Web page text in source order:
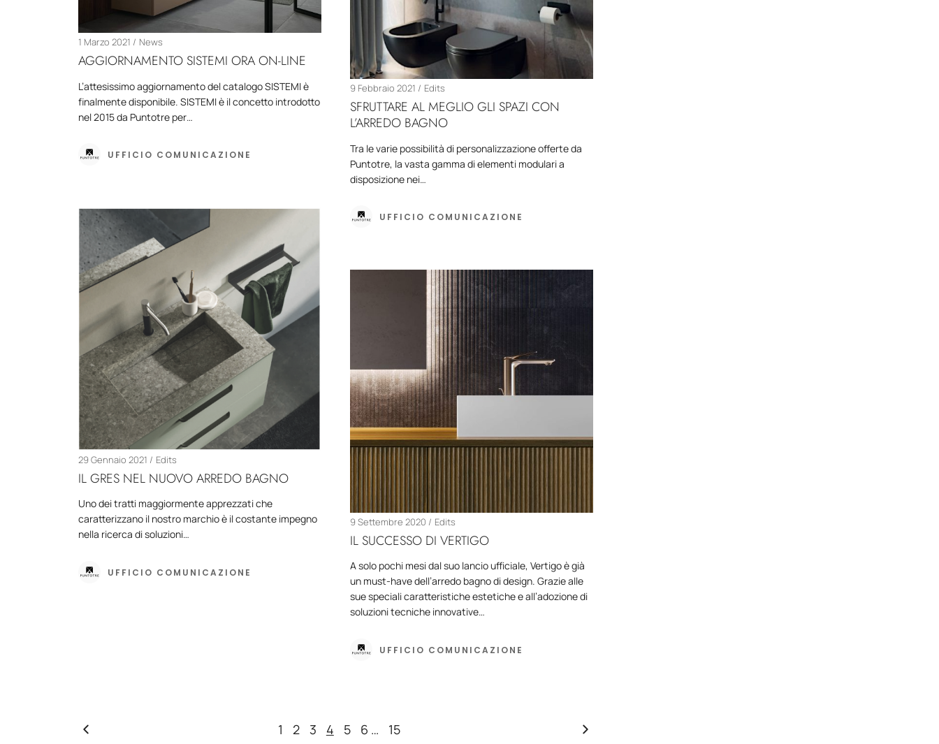
1 Marzo 2021 News
AGGIORNAMENTO SISTEMI ORA ON-LINE
L’attesissimo aggiornamento del catalogo SISTEMI è
finalmente disponibile. SISTEMI è il concetto introdotto
nel 2015 da Puntotre per…
UFFICIO COMUNICAZIONE
9 Febbraio 2021 Edits
SFRUTTARE AL MEGLIO GLI SPAZI CON
L’ARREDO BAGNO
Tra le varie possibilità di personalizzazione offerte da
Puntotre, la vasta gamma di elementi modulari a
disposizione nei…
UFFICIO COMUNICAZIONE
29 Gennaio 2021 Edits
IL GRES NEL NUOVO ARREDO BAGNO
Uno dei tratti maggiormente apprezzati che
caratterizzano il nostro marchio è il costante impegno
nella ricerca di soluzioni…
UFFICIO COMUNICAZIONE
9 Settembre 2020 Edits
IL SUCCESSO DI VERTIGO
A solo pochi mesi dal suo lancio ufficiale, Vertigo è già
un must-have dell’arredo bagno di design. Grazie alle
sue speciali caratteristiche estetiche e all’adozione di
soluzioni tecniche innovative…
UFFICIO COMUNICAZIONE
1 2 3 4 5 6 … 15